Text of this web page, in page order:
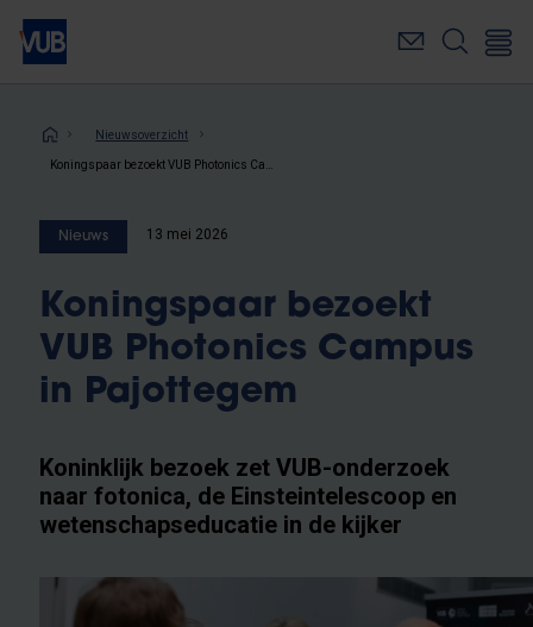
Overslaan
naar
inhoudKruimelpad
Nieuwsoverzicht
Nieuws 13 mei 2026
Koningspaar bezoekt
VUB Photonics Campus
in Pajottegem
Koninklijk bezoek zet VUB-onderzoek
naar fotonica, de Einsteintelescoop en
wetenschapseducatie in de kijker